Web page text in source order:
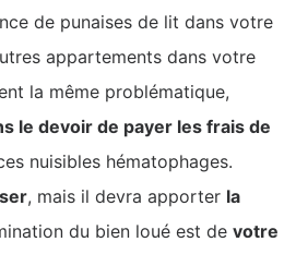
de punaises de lit dans votre
appartements dans votre
la même problématique,
le devoir de payer les frais de
nuisibles hématophages.
, mais il devra apporter la
du bien loué est de votre